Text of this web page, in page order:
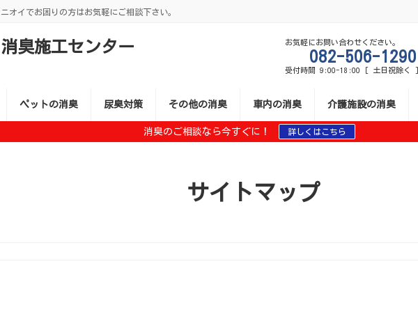
オイでお困りの方はお気軽にご相談下さい。
臭施工センター お気軽にお問い合わせください。
082-506-1290
受付時間 9:00-18:00 [ 土日祝除く ]
ペットの消臭 尿臭対策 その他の消臭 車内の消臭 介護施設の消臭
消臭のご相談なら今すぐに！ 詳しくはこちら
サイトマップ